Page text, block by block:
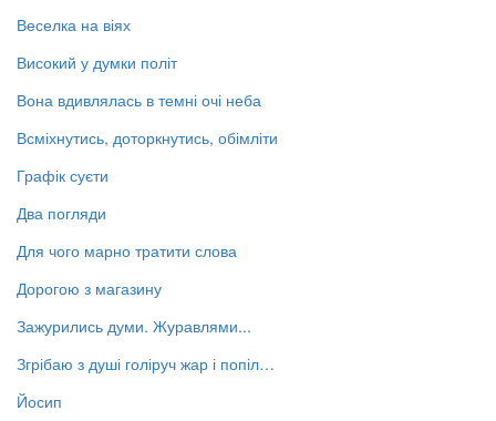
Веселка на віях
Високий у думки політ
Вона вдивлялась в темні очі неба
Всміхнутись, доторкнутись, обімліти
Графік суєти
Два погляди
Для чого марно тратити слова
Дорогою з магазину
Зажурились думи. Журавлями...
Згрібаю з душі голіруч жар і попіл…
Йосип